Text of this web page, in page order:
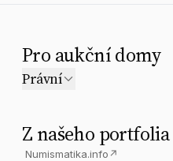
Pro aukční domy
Právní
Z našeho portfolia
Numismatika.info ↗